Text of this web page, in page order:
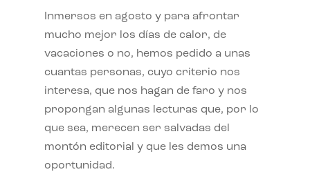
Inmersos en agosto y para afrontar
mucho mejor los días de calor, de
vacaciones o no, hemos pedido a unas
cuantas personas, cuyo criterio nos
interesa, que nos hagan de faro y nos
propongan algunas lecturas que, por lo
que sea, merecen ser salvadas del
montón editorial y que les demos una
oportunidad.